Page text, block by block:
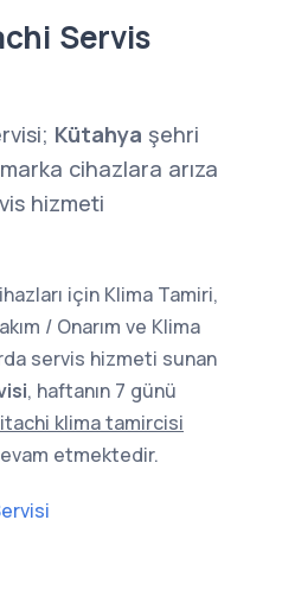
Servis
Kütahya şehri
marka cihazlara arıza
hizmeti
için Klima Tamiri,
/ Onarım ve Klima
servis hizmeti sunan
, haftanın 7 günü
klima tamircisi
etmektedir.